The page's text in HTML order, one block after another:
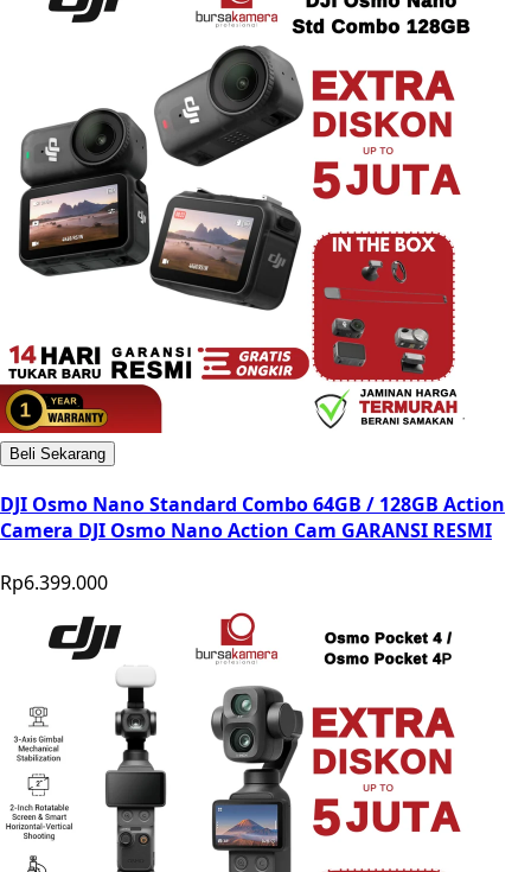
Beli Sekarang
DJI Osmo Nano Standard Combo 64GB / 128GB Action
Camera DJI Osmo Nano Action Cam GARANSI RESMI
Rp6.399.000